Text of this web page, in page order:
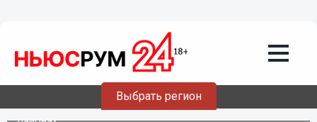
Выбрать регион
18.04.201708:58
Двое мужчин с наркотиками
задержаны в Нижнем Новгороде
Происшествия случились в Советском и Нижегородском